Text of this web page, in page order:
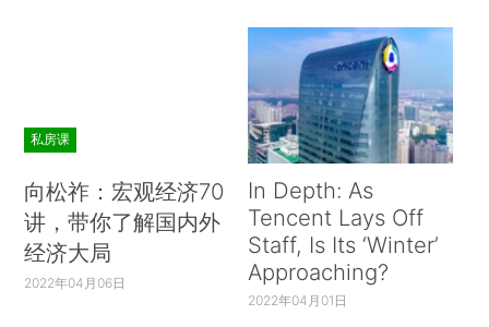
私房课
向松祚：宏观经济70
讲，带你了解国内外
经济大局
2022年04月06日
In Depth: As
Tencent Lays Off
Staff, Is Its ‘Winter’
Approaching?
2022年04月01日